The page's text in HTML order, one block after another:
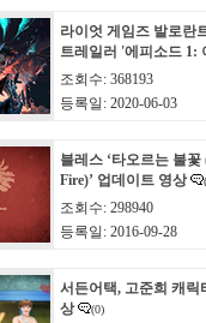
라이엇 게임즈 발로란
트레일러 '에피소드 1:
조회수: 368193
등록일: 2020-06-03
블레스 ‘타오르는 불꽃
Fire)’ 업데이트 영상
조회수: 298940
등록일: 2016-09-28
서든어택, 고준희 캐릭
상
(0)